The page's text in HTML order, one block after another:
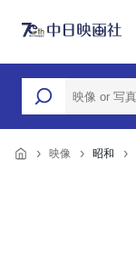
映像 昭和